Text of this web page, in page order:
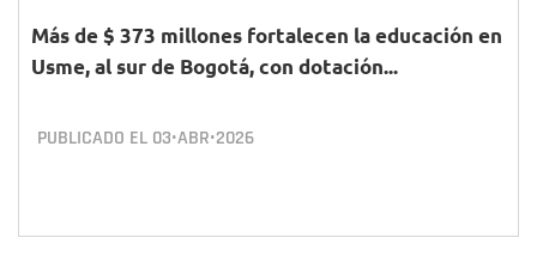
Más de $ 373 millones fortalecen la educación en
Usme, al sur de Bogotá, con dotación...
PUBLICADO EL 03•ABR•2026